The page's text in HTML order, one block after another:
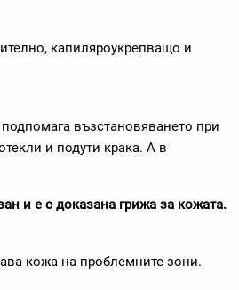
капиляроукрепващо и
възстановяването при
и подути крака. А в
и е с доказана грижа за кожата.
кожа на проблемните зони.